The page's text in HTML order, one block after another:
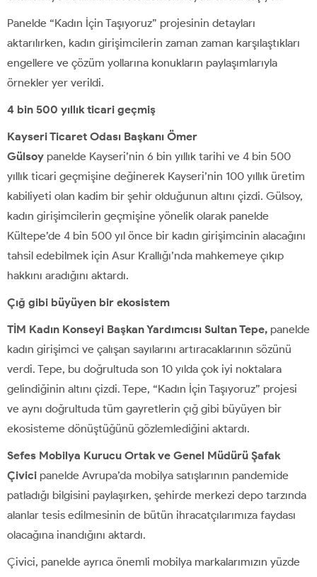
Panelde “Kadın İçin Taşıyoruz” projesinin detayları
aktarılırken, kadın girişimcilerin zaman zaman karşılaştıkları
engellere ve çözüm yollarına konukların paylaşımlarıyla
örnekler yer verildi.
4 bin 500 yıllık ticari geçmiş
Kayseri Ticaret Odası Başkanı Ömer
Gülsoy panelde Kayseri’nin 6 bin yıllık tarihi ve 4 bin 500
yıllık ticari geçmişine değinerek Kayseri’nin 100 yıllık üretim
kabiliyeti olan kadim bir şehir olduğunun altını çizdi. Gülsoy,
kadın girişimcilerin geçmişine yönelik olarak panelde
Kültepe’de 4 bin 500 yıl önce bir kadın girişimcinin alacağını
tahsil edebilmek için Asur Krallığı’nda mahkemeye çıkıp
hakkını aradığını aktardı.
Çığ gibi büyüyen bir ekosistem
TİM Kadın Konseyi Başkan Yardımcısı Sultan Tepe, panelde
kadın girişimci ve çalışan sayılarını artıracaklarının sözünü
verdi. Tepe, bu doğrultuda son 10 yılda çok iyi noktalara
gelindiğinin altını çizdi. Tepe, “Kadın İçin Taşıyoruz” projesi
ve aynı doğrultuda tüm gayretlerin çığ gibi büyüyen bir
ekosisteme dönüştüğünü gözlemlediğini aktardı.
Sefes Mobilya Kurucu Ortak ve Genel Müdürü Şafak
Çivici panelde Avrupa’da mobilya satışlarının pandemide
patladığı bilgisini paylaşırken, şehirde merkezi depo tarzında
alanlar tesis edilmesinin de bütün ihracatçılarımıza faydası
olacağına inandığını aktardı.
Çivici, panelde ayrıca önemli mobilya markalarımızın yüzde